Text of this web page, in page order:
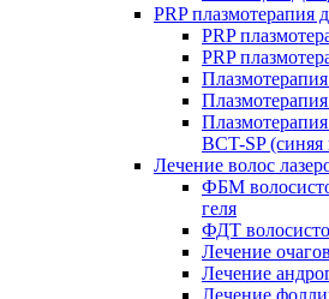
PRP плазмотерапия
PRP
PRP
BCT-SP
Лечение волос
ФБМ
геля
ФДТ
Лечение
Лечение
Лечение